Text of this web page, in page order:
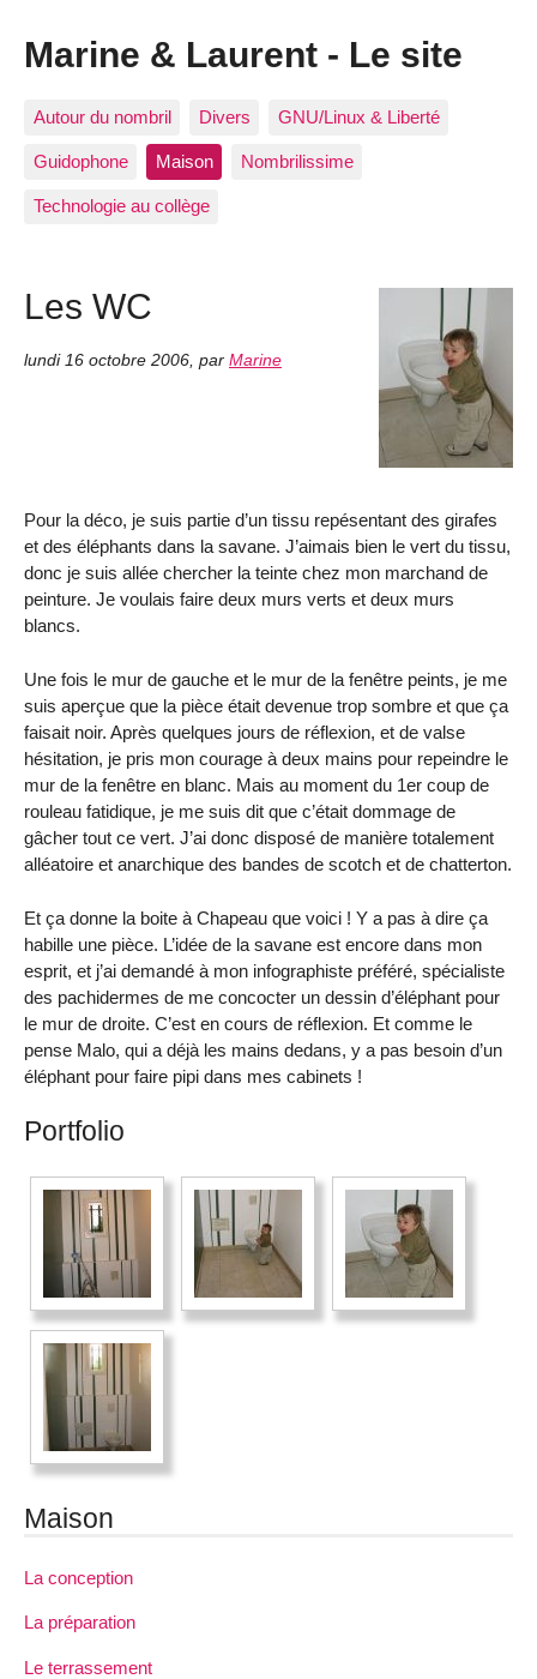
Marine & Laurent - Le site
Autour du nombril Divers GNU/Linux & Liberté
Guidophone Maison Nombrilissime
Technologie au collège
Les WC
lundi 16 octobre 2006 par Marine
Pour la déco, je suis partie d’un tissu repésentant des girafes
et des éléphants dans la savane. J’aimais bien le vert du tissu,
donc je suis allée chercher la teinte chez mon marchand de
peinture. Je voulais faire deux murs verts et deux murs
blancs.
Une fois le mur de gauche et le mur de la fenêtre peints, je me
suis aperçue que la pièce était devenue trop sombre et que ça
faisait noir. Après quelques jours de réflexion, et de valse
hésitation, je pris mon courage à deux mains pour repeindre le
mur de la fenêtre en blanc. Mais au moment du 1er coup de
rouleau fatidique, je me suis dit que c’était dommage de
gâcher tout ce vert. J’ai donc disposé de manière totalement
alléatoire et anarchique des bandes de scotch et de chatterton.
Et ça donne la boite à Chapeau que voici ! Y a pas à dire ça
habille une pièce. L’idée de la savane est encore dans mon
esprit, et j’ai demandé à mon infographiste préféré, spécialiste
des pachidermes de me concocter un dessin d’éléphant pour
le mur de droite. C’est en cours de réflexion. Et comme le
pense Malo, qui a déjà les mains dedans, y a pas besoin d’un
éléphant pour faire pipi dans mes cabinets !
Portfolio
Maison
La conception
La préparation
Le terrassement